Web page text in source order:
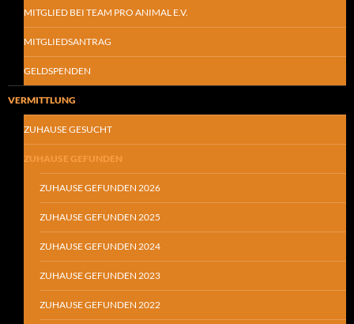
MITGLIED BEI TEAM PRO ANIMAL E.V.
MITGLIEDSANTRAG
GELDSPENDEN
VERMITTLUNG
ZUHAUSE GESUCHT
ZUHAUSE GEFUNDEN
ZUHAUSE GEFUNDEN 2026
ZUHAUSE GEFUNDEN 2025
ZUHAUSE GEFUNDEN 2024
ZUHAUSE GEFUNDEN 2023
ZUHAUSE GEFUNDEN 2022